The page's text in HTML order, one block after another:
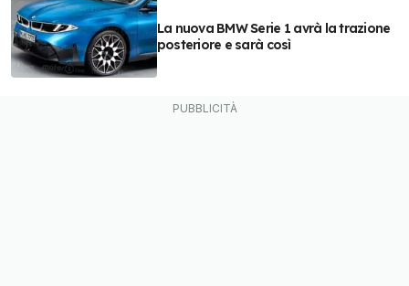
La nuova BMW Serie 1 avrà la trazione
posteriore e sarà così